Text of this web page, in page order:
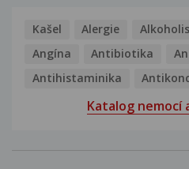
Kašel Alergie
Angína
Antibiotika
Antihistaminika
Katalog nemocí